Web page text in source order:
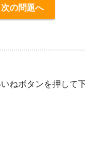
次の問題へ
ねボタンを押して